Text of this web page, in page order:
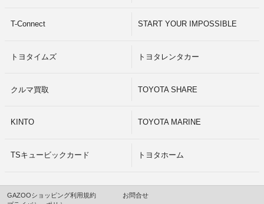
T-Connect START YOUR IMPOSSIBLE
トヨタイムズ トヨタレンタカー
クルマ買取 TOYOTA SHARE
KINTO TOYOTA MARINE
TSキュービックカード トヨタホーム
GAZOOショッピング利用規約
お問合せ